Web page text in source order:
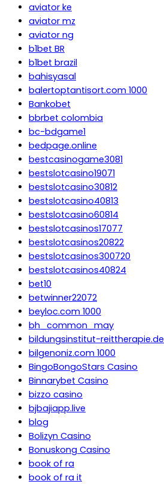
aviator ke
aviator mz
aviator ng
b1bet BR
b1bet brazil
bahisyasal
balertoptantisort.com 1000
Bankobet
bbrbet colombia
bc-bdgame1
bedpage.online
bestcasinogame3081
bestslotcasino19071
bestslotcasino30812
bestslotcasino40813
bestslotcasino60814
bestslotcasinos17077
bestslotcasinos20822
bestslotcasinos300720
bestslotcasinos40824
bet10
betwinner22072
beyloc.com 1000
bh_common_may
bildungsinstitut-reittherapie.de
bilgenoniz.com 1000
BingoBongoStars Casino
Binnarybet Casino
bizzo casino
bjbajiapp.live
blog
Bolizyn Casino
Bonuskong Casino
book of ra
book of ra it